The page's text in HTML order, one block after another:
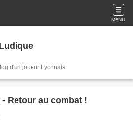
MENU
d'un joueur Lyonnais
Retour au combat !